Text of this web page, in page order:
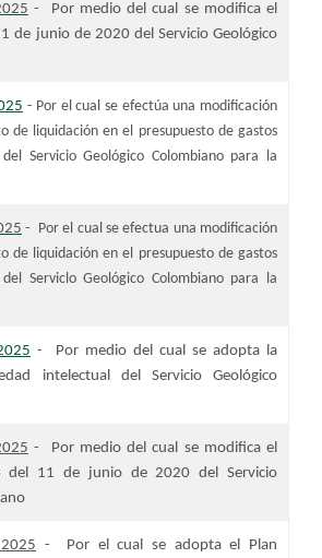
- Por medio del cual se modifica el
de junio de 2020 del Servicio Geológico
- Por el cual se efectúa una modificación
de liquidación en el presupuesto degastos
Servicio Geológico Colombiano para la
- Por el cual se efectua una modificación
de liquidación en el presupuesto de gastos
Serviclo Geológico Colombiano para la
- Por medio del cual se adopta la
intelectual del Servicio Geológico
- Por medio del cual se modifica el
del 11 de junio de 2020 del Servicio
- Por el cual se adopta el Plan